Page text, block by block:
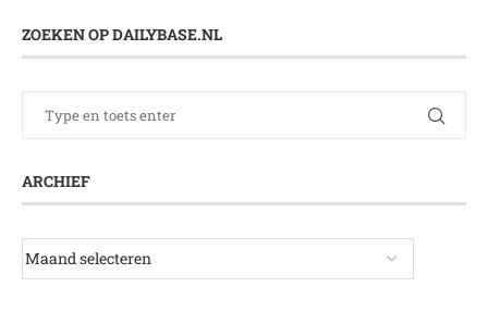
ZOEKEN OP DAILYBASE.NL
ARCHIEF